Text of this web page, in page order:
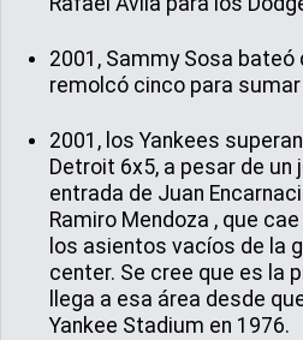
2001, Sammy Sosa bateó
remolcó cinco para sumar
2001, los Yankees
Detroit 6x5, a pesar de un
entrada de Juan
Ramiro Mendoza , que
los asientos vacíos de la
center. Se cree que es la
llega a esa área desde
Yankee Stadium en 1976.